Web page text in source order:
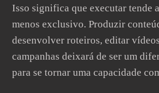
Isso significa que executar tende
menos exclusivo. Produzir
desenvolver roteiros, editar
campanhas deixará de ser um
para se tornar uma capacidade